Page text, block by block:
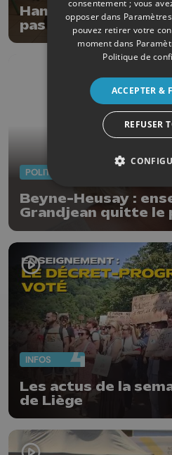
Hannut : journées sans école, mais
pas sans
POLITIQUE
Beyne-Heusay :
Grandjean quitte le
INFOS
Les actus de la
de Liège
consentement ; vous
opposer dans
pouvez retirer votre
moment dans
Politique de
ACCEPTER &
REFUSER